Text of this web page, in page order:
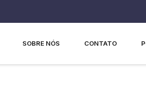
SOBRE NÓS CONTATO